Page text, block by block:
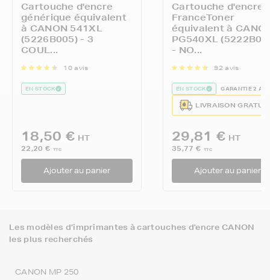
Cartouche d'encre
générique équivalent
à CANON 541XL
(5226B005) - 3
COUL...
10 avis
EN STOCK
18,50 € HT
22,20 € TTC
Ajouter au panier
Cartouche d'encre
FranceToner
équivalent à
PG540XL
- NO...
92 avis
EN STOCK GARANTIE 2
LIVRAISON
29,81 € HT
35,77 € TTC
Ajouter au panier
Les modèles d’imprimantes à cartouches d'encre CANON
les plus recherchés
CANON MP 250